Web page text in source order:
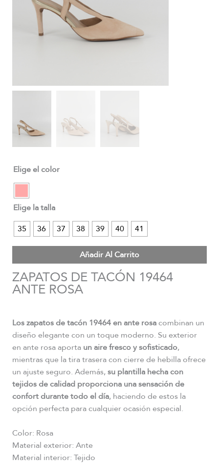
Elige el color
Elige la talla
35
36 37 38 39 40 41
Añadir Al Carrito
ZAPATOS DE TACÓN 19464
ANTE ROSA
Los zapatos de tacón 19464 en ante rosacombinan un
diseño elegante con un toque moderno. Su exterior
en ante rosa aporta un aire fresco y sofisticado,
mientras que la tira trasera con cierre de hebilla ofrece
un ajuste seguro. Además,su plantilla hecha con
tejidos de calidad proporciona una sensación de
confort durante todo el día, haciendo de estos la
opción perfecta para cualquier ocasión especial.
Color: Rosa
Material exterior: Ante
Material interior: Tejido